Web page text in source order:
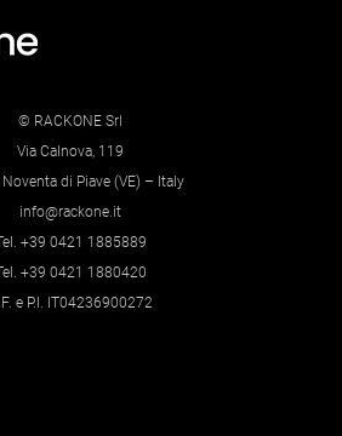
© RACKONE Srl
Via Calnova, 119
di Piave (VE) – Italy
info@rackone.it
+39 0421 1885889
+39 0421 1880420
e P.I. IT04236900272